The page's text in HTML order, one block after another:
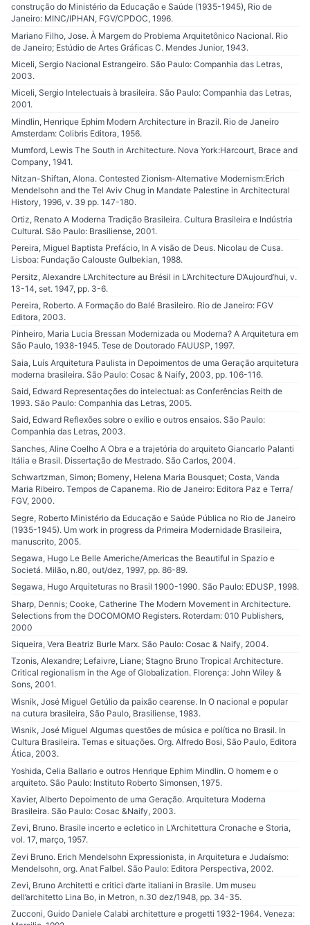
construção do Ministério da Educação e Saúde (1935-1945), Rio de
Janeiro: MINC/IPHAN, FGV/CPDOC, 1996.
Mariano Filho, Jose. À Margem do Problema Arquitetônico Nacional. Rio
de Janeiro; Estúdio de Artes Gráficas C. Mendes Junior, 1943.
Miceli, Sergio Nacional Estrangeiro. São Paulo: Companhia das Letras,
2003.
Miceli, Sergio Intelectuais à brasileira. São Paulo: Companhia das Letras,
2001.
Mindlin, Henrique Ephim Modern Architecture in Brazil. Rio de Janeiro
Amsterdam: Colibris Editora, 1956.
Mumford, Lewis The South in Architecture. Nova York:Harcourt, Brace and
Company, 1941.
Nitzan-Shiftan, Alona. Contested Zionism-Alternative Modernism:Erich
Mendelsohn and the Tel Aviv Chug in Mandate Palestine in Architectural
History, 1996, v. 39 pp. 147-180.
Ortiz, Renato A Moderna Tradição Brasileira. Cultura Brasileira e Indústria
Cultural. São Paulo: Brasiliense, 2001.
Pereira, Miguel Baptista Prefácio, In A visão de Deus. Nicolau de Cusa.
Lisboa: Fundação Calouste Gulbekian, 1988.
Persitz, Alexandre L’Architecture au Brésil in L’Architecture D’Aujourd’hui, v.
13-14, set. 1947, pp. 3-6.
Pereira, Roberto. A Formação do Balé Brasileiro. Rio de Janeiro: FGV
Editora, 2003.
Pinheiro, Maria Lucia Bressan Modernizada ou Moderna? A Arquitetura em
São Paulo, 1938-1945. Tese de Doutorado FAUUSP, 1997.
Saia, Luís Arquitetura Paulista in Depoimentos de uma Geração arquitetura
moderna brasileira. São Paulo: Cosac & Naify, 2003, pp. 106-116.
Said, Edward Representações do intelectual: as Conferências Reith de
1993. São Paulo: Companhia das Letras, 2005.
Said, Edward Reflexões sobre o exílio e outros ensaios. São Paulo:
Companhia das Letras, 2003.
Sanches, Aline Coelho A Obra e a trajetória do arquiteto Giancarlo Palanti
Itália e Brasil. Dissertação de Mestrado. São Carlos, 2004.
Schwartzman, Simon; Bomeny, Helena Maria Bousquet; Costa, Vanda
Maria Ribeiro. Tempos de Capanema. Rio de Janeiro: Editora Paz e Terra/
FGV, 2000.
Segre, Roberto Ministério da Educação e Saúde Pública no Rio de Janeiro
(1935-1945). Um work in progress da Primeira Modernidade Brasileira,
manuscrito, 2005.
Segawa, Hugo Le Belle Americhe/Americas the Beautiful in Spazio e
Societá. Milão, n.80, out/dez, 1997, pp. 86-89.
Segawa, Hugo Arquiteturas no Brasil 1900-1990. São Paulo: EDUSP, 1998.
Sharp, Dennis; Cooke, Catherine The Modern Movement in Architecture.
Selections from the DOCOMOMO Registers. Roterdam: 010 Publishers,
2000
Siqueira, Vera Beatriz Burle Marx. São Paulo: Cosac & Naify, 2004.
Tzonis, Alexandre; Lefaivre, Liane; Stagno Bruno Tropical Architecture.
Critical regionalism in the Age of Globalization. Florença: John Wiley &
Sons, 2001.
Wisnik, José Miguel Getúlio da paixão cearense. In O nacional e popular
na cutura brasileira, São Paulo, Brasiliense, 1983.
Wisnik, José Miguel Algumas questões de música e política no Brasil. In
Cultura Brasileira. Temas e situações. Org. Alfredo Bosi, São Paulo, Editora
Ática, 2003.
Yoshida, Celia Ballario e outros Henrique Ephim Mindlin. O homem e o
arquiteto. São Paulo: Instituto Roberto Simonsen, 1975.
Xavier, Alberto Depoimento de uma Geração. Arquitetura Moderna
Brasileira. São Paulo: Cosac &Naify, 2003.
Zevi, Bruno. Brasile incerto e ecletico in L’Architettura Cronache e Storia,
vol. 17, março, 1957.
Zevi Bruno. Erich Mendelsohn Expressionista, in Arquitetura e Judaísmo:
Mendelsohn, org. Anat Falbel. São Paulo: Editora Perspectiva, 2002.
Zevi, Bruno Architetti e critici d’arte italiani in Brasile. Um museu
dell’architetto Lina Bo, in Metron, n.30 dez/1948, pp. 34-35.
Zucconi, Guido Daniele Calabi architetture e progetti 1932-1964. Veneza: